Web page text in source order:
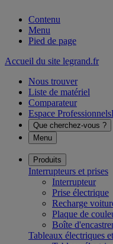
Contenu
Menu
Pied de page
Accueil du site legrand.fr
Nous trouver
Liste de matériel
Comparateur
Espace Professionnels
Que cherchez-vous ?
Menu
Produits
Interrupteurs et prises
Interrupteur
Prise électrique
Recharge
Plaque de
Boîte
Tableaux électriques